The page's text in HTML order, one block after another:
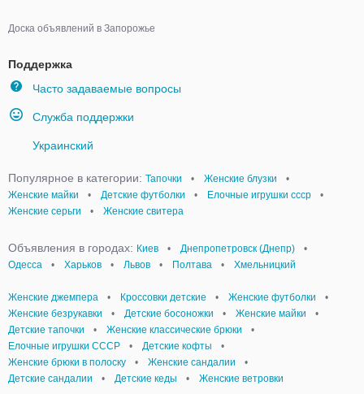
Доска объявлений в Запорожье
Поддержка
Часто задаваемые вопросы
Служба поддержки
Украинский
Популярное в категории: Тапочки • Женские блузки
•
Женские майки
• Детские футболки • Елочные игрушки ссср
•
Женские серьги
• Женские свитера
Объявления в городах: Киев • Днепропетровск (Днепр)
•
Одесса
• Харьков • Львов • Полтава • Хмельницкий
Женские джемпера • Кроссовки детские • Женские футболки
•
Женские безрукавки
• Детские босоножки • Женские майки
•
Детские тапочки
• Женские классические брюки
•
Елочные игрушки СССР
• Детские кофты
•
Женские брюки в полоску
• Женские сандалии
•
Детские сандалии
• Детские кеды • Женские ветровки